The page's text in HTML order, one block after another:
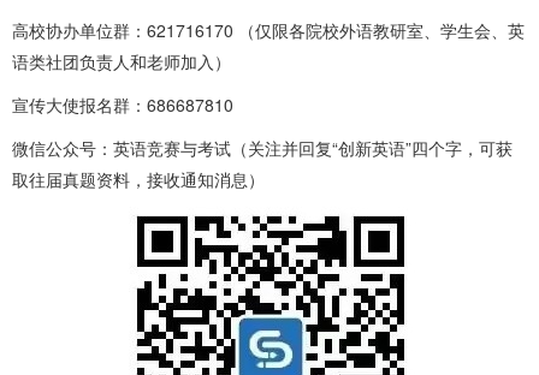
高校协办单位群：621716170 （仅限各院校外语教研室、学生会、英
语类社团负责人和老师加入）
宣传大使报名群：686687810
微信公众号：英语竞赛与考试（关注并回复“创新英语”四个字，可获
取往届真题资料，接收通知消息）